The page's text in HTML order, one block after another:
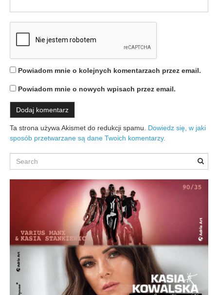
Powiadom mnie o kolejnych komentarzach przez email.
Powiadom mnie o nowych wpisach przez email.
Ta strona używa Akismet do redukcji spamu. Dowiedz się, w jaki
sposób przetwarzane są dane Twoich komentarzy.
Search